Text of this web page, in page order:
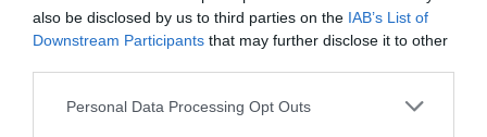
also be disclosed by us to third parties on the IAB’s List of
Downstream Participants that may further disclose it to other
Personal Data Processing Opt Outs
ΤΙΤΛΟΣ
ΣΧΟΛΙΟ